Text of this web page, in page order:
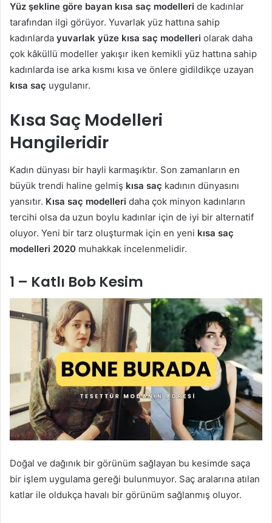
Yüz şekline göre bayan kısa saç modelleri de kadınlar
tarafından ilgi görüyor. Yuvarlak yüz hattına sahip
kadınlarda yuvarlak yüze kısa saç modelleri olarak daha
çok kâküllü modeller yakışır iken kemikli yüz hattına sahip
kadınlarda ise arka kısmı kısa ve önlere gidildikçe uzayan
kısa saç uygulanır.
Kısa Saç Modelleri
Hangileridir
Kadın dünyası bir hayli karmaşıktır. Son zamanların en
büyük trendi haline gelmiş kısa saç kadının dünyasını
yansıtır. Kısa saç modelleri daha çok minyon kadınların
tercihi olsa da uzun boylu kadınlar için de iyi bir alternatif
oluyor. Yeni bir tarz oluşturmak için en yeni kısa saç
modelleri 2020 muhakkak incelenmelidir.
1 – Katlı Bob Kesim
Doğal ve dağınık bir görünüm sağlayan bu kesimde saça
bir işlem uygulama gereği bulunmuyor. Saç aralarına atılan
katlar ile oldukça havalı bir görünüm sağlanmış oluyor.